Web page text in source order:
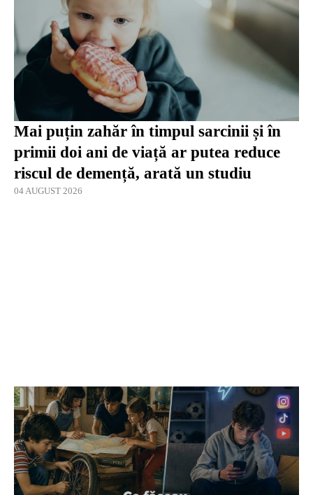
Mai puțin zahăr în timpul sarcinii și în
primii doi ani de viață ar putea reduce
riscul de demență, arată un studiu
04 AUGUST 2026